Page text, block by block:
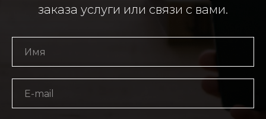
заказа услуги или связи с вами.